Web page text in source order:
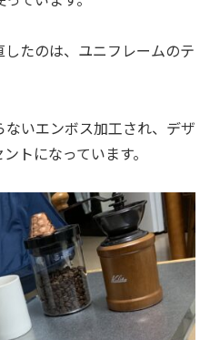
たのは、ユニフレームのテ
いエンボス加工され、デザ
トになっています。